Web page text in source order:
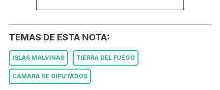
TEMAS DE ESTA NOTA:
ISLAS MALVINAS TIERRA DEL FUEGO
CÁMARA DE DIPUTADOS